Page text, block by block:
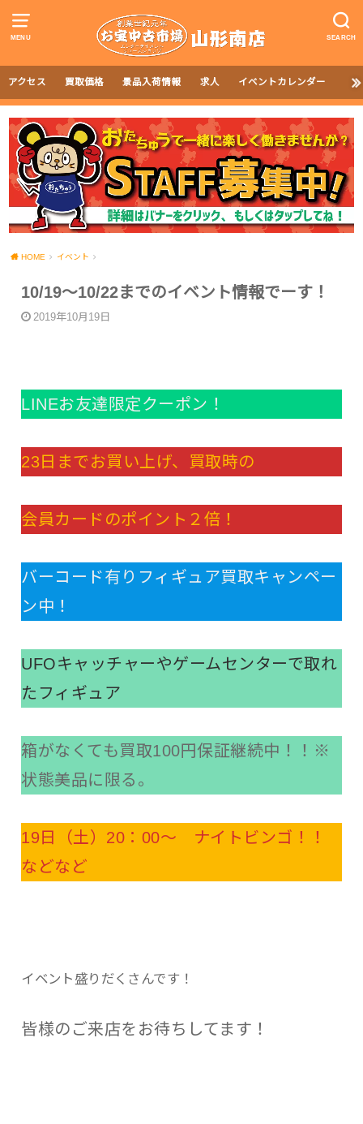
MENU SEARCH
アクセス 買取価格 景品入荷情報 求人 イベントカレンダー
HOME イベント
10/19～10/22までのイベント情報でーす！
2019年10月19日
LINEお友達限定クーポン！
23日までお買い上げ、買取時の
会員カードのポイント２倍！
バーコード有りフィギュア買取キャンペー
ン中！
UFOキャッチャーやゲームセンターで取れ
たフィギュア
箱がなくても買取100円保証継続中！！※
状態美品に限る。
19日（土）20：00～ ナイトビンゴ！！
などなど
イベント盛りだくさんです！
皆様のご来店をお待ちしてます！